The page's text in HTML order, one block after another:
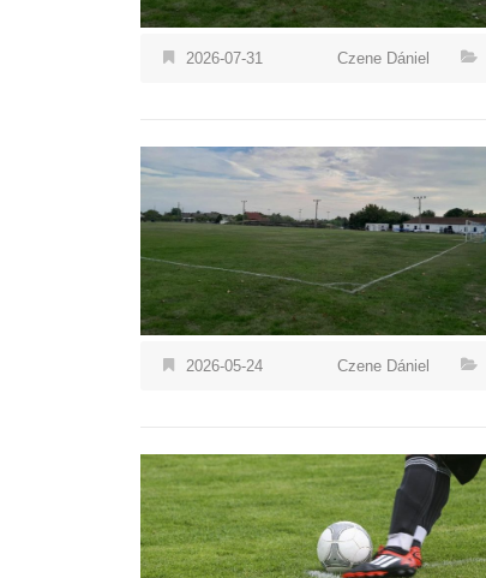
2026-07-31 Czene Dániel
2026-05-24 Czene Dániel